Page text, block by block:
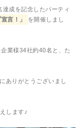
成を記念したパーティ
言！」
を開催しまし
業様34社約40名と、た
ありがとうございまし
します♪